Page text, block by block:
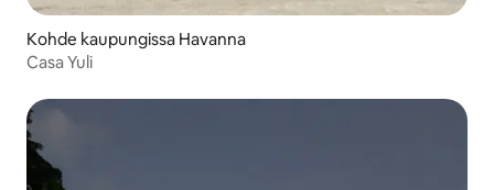
Kohde kaupungissa Havanna
Casa Yuli